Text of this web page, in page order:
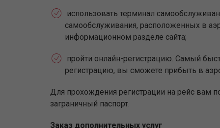
использовать терминал
самообслуживания, расположенных в
информационном разделе сайта;
пройти онлайн-регистрацию. Самый
регистрацию, вы сможете прибыть в
Для прохождения регистрации на рейс вам
заграничный паспорт.
Заказ дополнительных услуг